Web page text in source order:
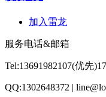
加入雷龙
服务电话&邮箱
Tel:13691982107(优先
QQ:1302648372 |